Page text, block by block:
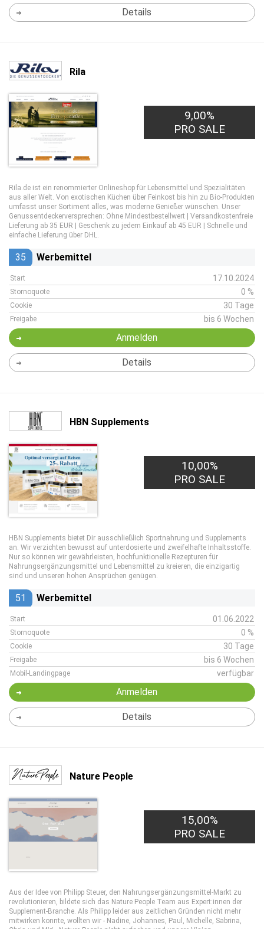
Details
Rila
9,00%
PRO SALE
Rila.de ist ein renommierter Onlineshop für Lebensmittel und Spezialitäten
aus aller Welt. Von exotischen Küchen über Feinkost bis hin zu Bio-Produkten
umfasst unser Sortiment alles, was moderne Genießer wünschen. Unser
Genussentdeckerversprechen: Ohne Mindestbestellwert | Versandkostenfreie
Lieferung ab 35 EUR | Geschenk zu jedem Einkauf ab 45 EUR | Schnelle und
einfache Lieferung über DHL.
35 Werbemittel
Start 17.10.2024
Stornoquote 0 %
Cookie 30 Tage
Freigabe bis 6 Wochen
Anmelden
Details
HBN Supplements
10,00%
PRO SALE
HBN Supplements bietet Dir ausschließlich Sportnahrung und Supplements
an. Wir verzichten bewusst auf unterdosierte und zweifelhafte Inhaltsstoffe.
Nur so können wir gewährleisten, hochfunktionelle Rezepturen für
Nahrungsergänzungsmittel und Lebensmittel zu kreieren, die einzigartig
sind und unseren hohen Ansprüchen genügen.
51 Werbemittel
Start 01.06.2022
Stornoquote 0 %
Cookie 30 Tage
Freigabe bis 6 Wochen
Mobil-Landingpage verfügbar
Anmelden
Details
Nature People
15,00%
PRO SALE
Aus der Idee von Philipp Steuer, den Nahrungsergänzungsmittel-Markt zu
revolutionieren, bildete sich das Nature People Team aus Expert:innen der
Supplement-Branche. Als Philipp leider aus zeitlichen Gründen nicht mehr
mitwirken konnte, wollten wir - Nadine, Johannes, Paul, Michelle, Sabrina,